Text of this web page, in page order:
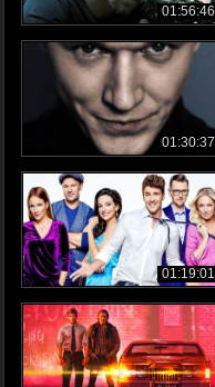
01:56:46
01:30:37
01:19:01